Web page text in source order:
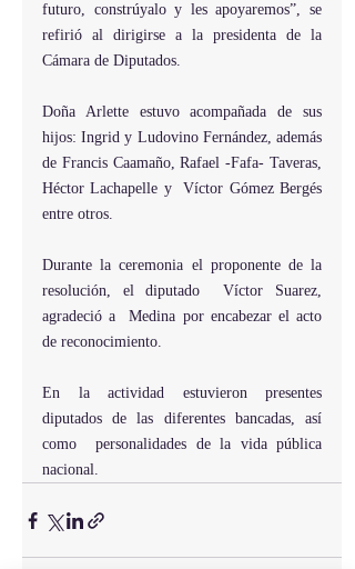
futuro, constrúyalo y les apoyaremos”, se
refirió al dirigirse a la presidenta de la
Cámara de Diputados.
Doña Arlette estuvo acompañada de sus
hijos: Ingrid y Ludovino Fernández, además
de Francis Caamaño, Rafael -Fafa- Taveras,
Héctor Lachapelle y  Víctor Gómez Bergés
entre otros.
Durante la ceremonia el proponente de la
resolución, el diputado  Víctor Suarez,
agradeció a  Medina por encabezar el acto
de reconocimiento.
En la actividad estuvieron presentes
diputados de las diferentes bancadas, así
como  personalidades de la vida pública
nacional.